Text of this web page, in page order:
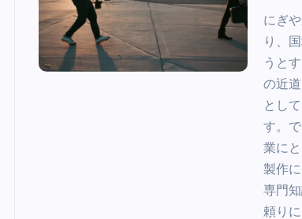
にぎ
り、
うと
の近
とし
す。
業に
製作
専門
頼り